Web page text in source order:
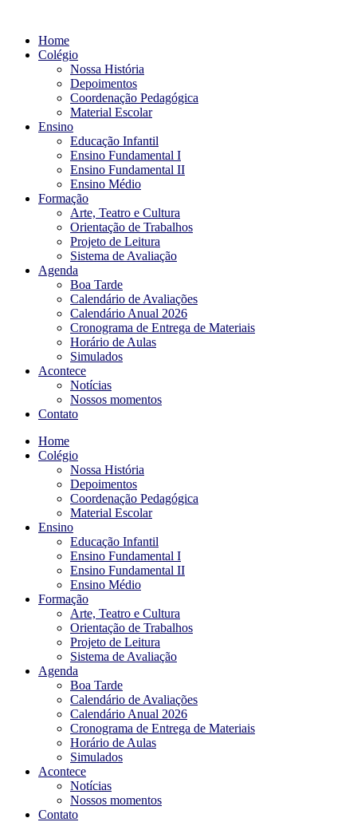
conteúdo
Home
Colégio
Nossa História
Depoimentos
Coordenação Pedagógica
Material Escolar
Ensino
Educação Infantil
Ensino Fundamental I
Ensino Fundamental II
Ensino Médio
Formação
Arte, Teatro e Cultura
Orientação de Trabalhos
Projeto de Leitura
Sistema de Avaliação
Agenda
Boa Tarde
Calendário de Avaliações
Calendário Anual 2026
Cronograma de Entrega de Materiais
Horário de Aulas
Simulados
Acontece
Notícias
Nossos momentos
Contato
Home
Colégio
Nossa História
Depoimentos
Coordenação Pedagógica
Material Escolar
Ensino
Educação Infantil
Ensino Fundamental I
Ensino Fundamental II
Ensino Médio
Formação
Arte, Teatro e Cultura
Orientação de Trabalhos
Projeto de Leitura
Sistema de Avaliação
Agenda
Boa Tarde
Calendário de Avaliações
Calendário Anual 2026
Cronograma de Entrega de Materiais
Horário de Aulas
Simulados
Acontece
Notícias
Nossos momentos
Contato